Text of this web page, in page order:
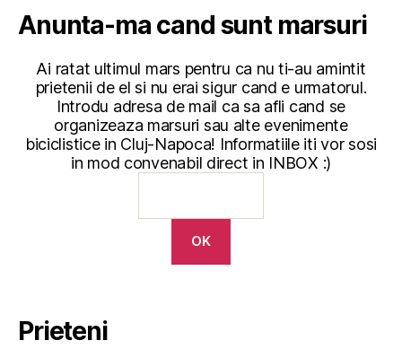
Anunta-ma cand sunt marsuri
Ai ratat ultimul mars pentru ca nu ti-au amintit
prietenii de el si nu erai sigur cand e urmatorul.
Introdu adresa de mail ca sa afli cand se
organizeaza marsuri sau alte evenimente
biciclistice in Cluj-Napoca! Informatiile iti vor sosi
in mod convenabil direct in INBOX :)
Prieteni